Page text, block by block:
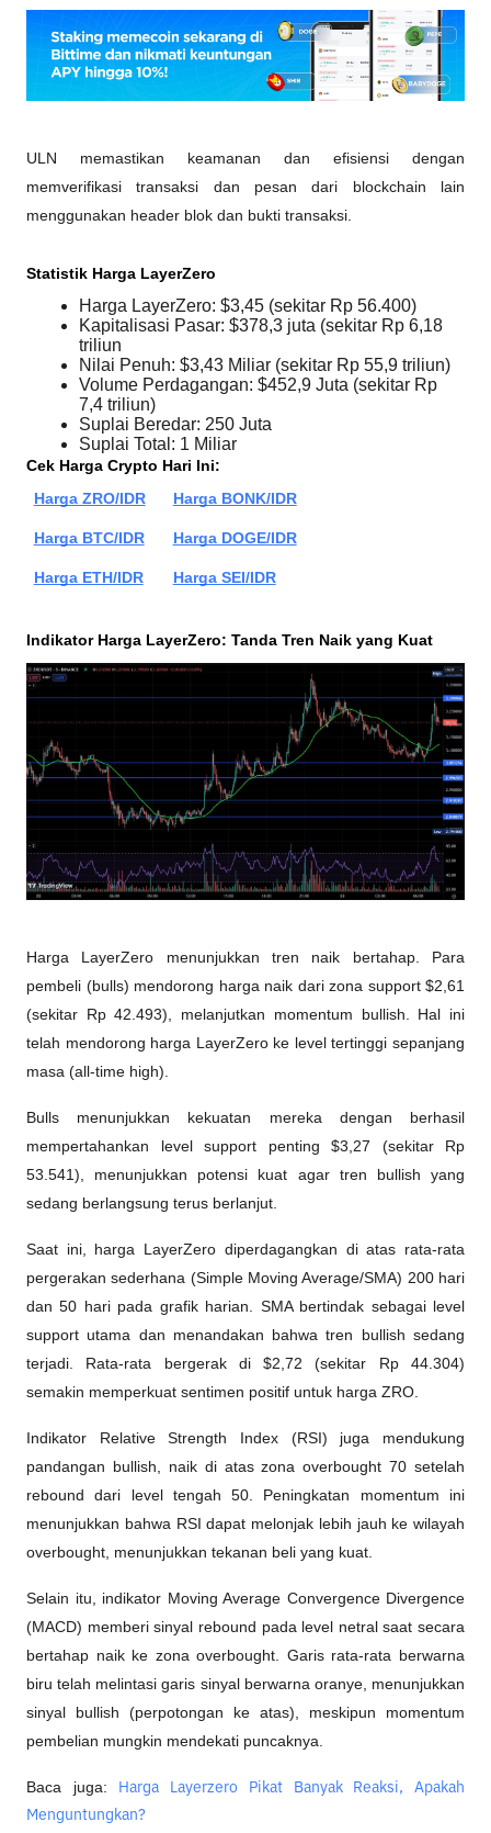
ULN memastikan keamanan dan efisiensi dengan
memverifikasi transaksi dan pesan dari blockchain lain
menggunakan header blok dan bukti transaksi.
Statistik Harga LayerZero
Harga LayerZero: $3,45 (sekitar Rp 56.400)
Kapitalisasi Pasar: $378,3 juta (sekitar Rp 6,18
triliun
Nilai Penuh: $3,43 Miliar (sekitar Rp 55,9 triliun)
Volume Perdagangan: $452,9 Juta (sekitar Rp
7,4 triliun)
Suplai Beredar: 250 Juta
Suplai Total: 1 Miliar
Cek Harga Crypto Hari Ini:
Harga ZRO/IDR
Harga BONK/IDR
Harga BTC/IDR Harga DOGE/IDR
Harga ETH/IDR Harga SEI/IDR
Indikator Harga LayerZero: Tanda Tren Naik yang Kuat
Harga LayerZero menunjukkan tren naik bertahap. Para
pembeli (bulls) mendorong harga naik dari zona support $2,61
(sekitar Rp 42.493), melanjutkan momentum bullish. Hal ini
telah mendorong harga LayerZero ke level tertinggi sepanjang
masa (all-time high).
Bulls menunjukkan kekuatan mereka dengan berhasil
mempertahankan level support penting $3,27 (sekitar Rp
53.541), menunjukkan potensi kuat agar tren bullish yang
sedang berlangsung terus berlanjut.
Saat ini, harga LayerZero diperdagangkan di atas rata-rata
pergerakan sederhana (Simple Moving Average/SMA) 200 hari
dan 50 hari pada grafik harian. SMA bertindak sebagai level
support utama dan menandakan bahwa tren bullish sedang
terjadi. Rata-rata bergerak di $2,72 (sekitar Rp 44.304)
semakin memperkuat sentimen positif untuk harga ZRO.
Indikator Relative Strength Index (RSI) juga mendukung
pandangan bullish, naik di atas zona overbought 70 setelah
rebound dari level tengah 50. Peningkatan momentum ini
menunjukkan bahwa RSI dapat melonjak lebih jauh ke wilayah
overbought, menunjukkan tekanan beli yang kuat.
Selain itu, indikator Moving Average Convergence Divergence
(MACD) memberi sinyal rebound pada level netral saat secara
bertahap naik ke zona overbought. Garis rata-rata berwarna
biru telah melintasi garis sinyal berwarna oranye, menunjukkan
sinyal bullish (perpotongan ke atas), meskipun momentum
pembelian mungkin mendekati puncaknya.
Baca juga:
Harga Layerzero Pikat Banyak Reaksi, Apakah
Menguntungkan?